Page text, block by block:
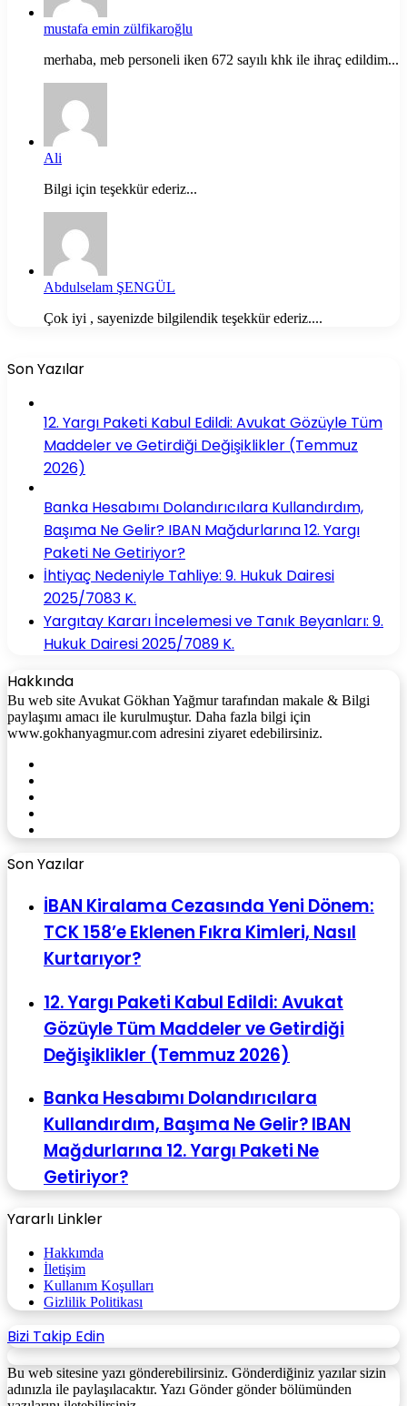
mustafa emin zülfikaroğlu
merhaba, meb personeli iken 672 sayılı khk ile ihraç edildim...
Ali
Bilgi için teşekkür ederiz...
Abdulselam ŞENGÜL
Çok iyi , sayenizde bilgilendik teşekkür ederiz....
Son Yazılar
12. Yargı Paketi Kabul Edildi: Avukat Gözüyle Tüm
Maddeler ve Getirdiği Değişiklikler (Temmuz
2026)
Banka Hesabımı Dolandırıcılara Kullandırdım,
Başıma Ne Gelir? IBAN Mağdurlarına 12. Yargı
Paketi Ne Getiriyor?
İhtiyaç Nedeniyle Tahliye: 9. Hukuk Dairesi
2025/7083 K.
Yargıtay Kararı İncelemesi ve Tanık Beyanları: 9.
Hukuk Dairesi 2025/7089 K.
Hakkında
Bu web site Avukat Gökhan Yağmur tarafından makale & Bilgi
paylaşımı amacı ile kurulmuştur. Daha fazla bilgi için
www.gokhanyagmur.com adresini ziyaret edebilirsiniz.
Son Yazılar
İBAN Kiralama Cezasında Yeni Dönem:
TCK 158’e Eklenen Fıkra Kimleri, Nasıl
Kurtarıyor?
12. Yargı Paketi Kabul Edildi: Avukat
Gözüyle Tüm Maddeler ve Getirdiği
Değişiklikler (Temmuz 2026)
Banka Hesabımı Dolandırıcılara
Kullandırdım, Başıma Ne Gelir? IBAN
Mağdurlarına 12. Yargı Paketi Ne
Getiriyor?
Yararlı Linkler
Hakkımda
İletişim
Kullanım Koşulları
Gizlilik Politikası
Bizi Takip Edin
Bu web sitesine yazı gönderebilirsiniz. Gönderdiğiniz yazılar sizin
adınızla ile paylaşılacaktır. Yazı Gönder gönder bölümünden